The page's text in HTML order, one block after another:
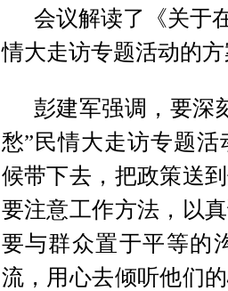
会议解读了《关于
情大走访专题活动的
彭建军强调，要深
愁”民情大走访专题
候带下去，把政策送
要注意工作方法，以
要与群众置于平等的
流，用心去倾听他们